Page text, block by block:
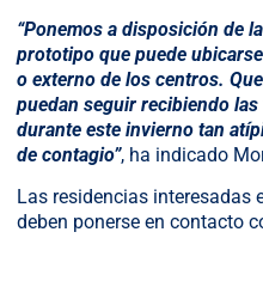
“Ponemos a disposición de
prototipo que puede
o externo de los centros.
puedan seguir recibiendo
durante este invierno tan
de contagio”, ha indicado
Las residencias interesadas
deben ponerse en contacto